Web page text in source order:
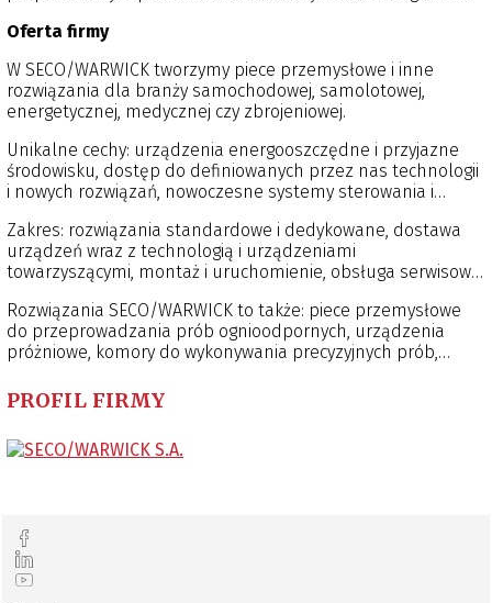
i doświadczenie umożliwiają spełnienie najsurowszych
wymagań, a pasja i pęd do innowacji – znaleźć indywidualne
i optymalne rozwiązania.
Oferta firmy
W SECO/WARWICK tworzymy piece przemysłowe i inne
rozwiązania dla branży samochodowej, samolotowej,
energetycznej, medycznej czy zbrojeniowej.
Unikalne cechy: urządzenia energooszczędne i przyjazne
środowisku, dostęp do definiowanych przez nas technologii
i nowych rozwiązań, nowoczesne systemy sterowania i
Zakres: rozwiązania standardowe i dedykowane, dostawa
urządzeń wraz z technologią i urządzeniami
towarzyszącymi, montaż i uruchomienie, obsługa serwisowa,
warunkach przemysłowych i laboratoryjnych, analizy i
symulacje.
Rozwiązania SECO/WARWICK to także: piece przemysłowe
do przeprowadzania prób ognioodpornych, urządzenia
próżniowe, komory do wykonywania precyzyjnych prób,
podgrzewania przednich szyb samochodowych i ich
PROFIL FIRMY